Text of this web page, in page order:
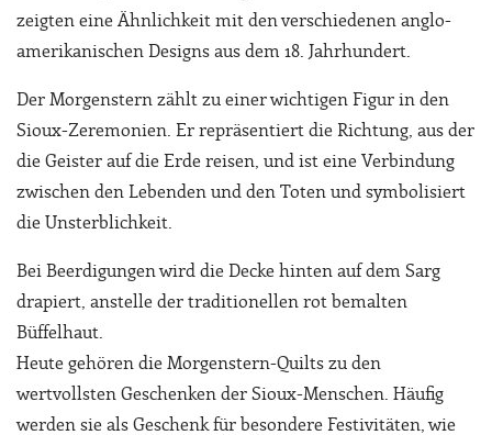
zeigten eine Ähnlichkeit mit den verschiedenen anglo-
amerikanischen Designs aus dem 18. Jahrhundert.
Der Morgenstern zählt zu einer wichtigen Figur in den
Sioux-Zeremonien. Er repräsentiert die Richtung, aus der
die Geister auf die Erde reisen, und ist eine Verbindung
zwischen den Lebenden und den Toten und symbolisiert
die Unsterblichkeit.
Bei Beerdigungen wird die Decke hinten auf dem Sarg
drapiert, anstelle der traditionellen rot bemalten
Büffelhaut.
Heute gehören die Morgenstern-Quilts zu den
wertvollsten Geschenken der Sioux-Menschen. Häufig
werden sie als Geschenk für besondere Festivitäten, wie